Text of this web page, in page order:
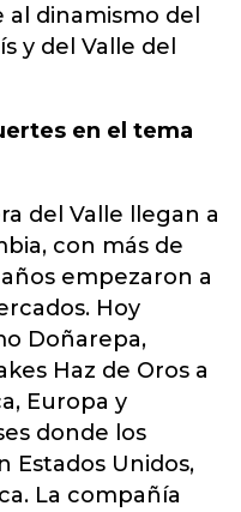
dinamismo del
y del Valle del
en el tema
del Valle llegan a
con más de
empezaron a
Hoy
Doñarepa,
Haz de Oros a
Europa y
donde los
Estados Unidos,
La compañía